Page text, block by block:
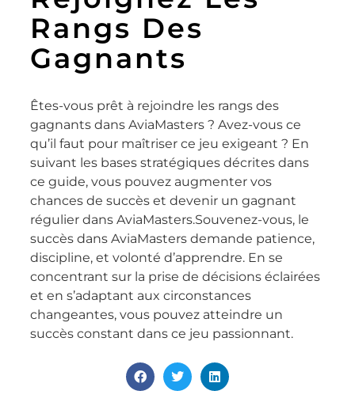
Rangs Des
Gagnants
Êtes-vous prêt à rejoindre les rangs des
gagnants dans AviaMasters ? Avez-vous ce
qu’il faut pour maîtriser ce jeu exigeant ? En
suivant les bases stratégiques décrites dans
ce guide, vous pouvez augmenter vos
chances de succès et devenir un gagnant
régulier dans AviaMasters.Souvenez-vous, le
succès dans AviaMasters demande patience,
discipline, et volonté d’apprendre. En se
concentrant sur la prise de décisions éclairées
et en s’adaptant aux circonstances
changeantes, vous pouvez atteindre un
succès constant dans ce jeu passionnant.